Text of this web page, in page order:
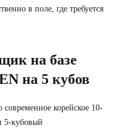
в поле, где требуется
на базе
на 5 кубов
корейское 10-
5-кубовый